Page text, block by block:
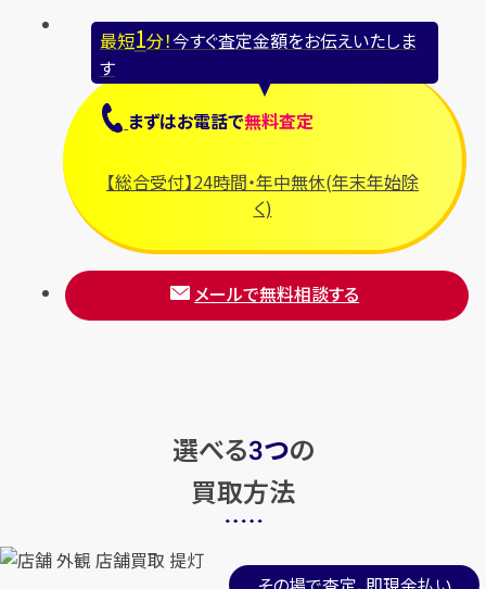
最短1分！今すぐ査定金額をお伝えいたしま
す
まずはお電話で無料査定
【総合受付】24時間・年中無休(年末年始除
く)
メールで無料相談する
選べる3つの
買取方法